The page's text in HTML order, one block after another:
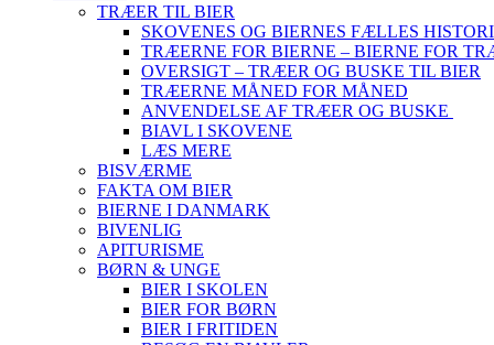
TRÆER TIL BIER
SKOVENES OG BIERNES FÆLLES
TRÆERNE FOR BIERNE – BIERNE FOR
OVERSIGT – TRÆER OG BUSKE TIL BIER
TRÆERNE MÅNED FOR MÅNED
ANVENDELSE AF TRÆER OG BUSKE
BIAVL I SKOVENE
LÆS MERE
BISVÆRME
FAKTA OM BIER
BIERNE I DANMARK
BIVENLIG
APITURISME
BØRN & UNGE
BIER I SKOLEN
BIER FOR BØRN
BIER I FRITIDEN